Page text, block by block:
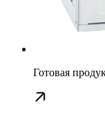
Готовая